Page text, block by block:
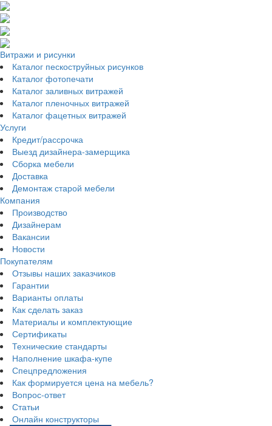
Витражи и рисунки
Каталог пескоструйных рисунков
Каталог фотопечати
Каталог заливных витражей
Каталог пленочных витражей
Каталог фацетных витражей
Услуги
Кредит/рассрочка
Выезд дизайнера-замерщика
Сборка мебели
Доставка
Демонтаж старой мебели
Компания
Производство
Дизайнерам
Вакансии
Новости
Покупателям
Отзывы наших заказчиков
Гарантии
Варианты оплаты
Как сделать заказ
Материалы и комплектующие
Сертификаты
Технические стандарты
Наполнение шкафа-купе
Спецпредложения
Как формируется цена на мебель?
Вопрос-ответ
Статьи
Онлайн конструкторы